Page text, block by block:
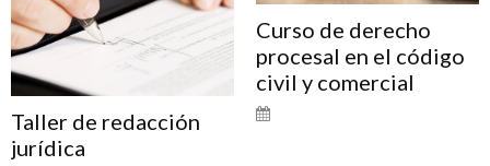
Taller de redacción
jurídica
Curso de derecho
procesal en el código
civil y comercial